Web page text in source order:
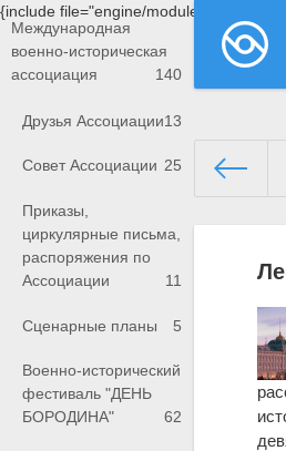
{include file="engine/modules/saperu/
Международная
военно-историческая
ассоциация
140
Друзья Ассоциации13
Совет Ассоциации 25
Приказы,
циркулярные письма,
распоряжения по
Ассоциации
11
Сценарные планы 5
Военно-исторический
фестиваль "ДЕНЬ
БОРОДИНА"
62